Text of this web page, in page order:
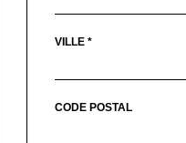
VILLE *
CODE POSTAL